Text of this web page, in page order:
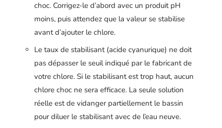
choc. Corrigez-le d’abord avec un produit pH
moins, puis attendez que la valeur se stabilise
avant d’ajouter le chlore.
Le taux de stabilisant (acide cyanurique) ne doit
pas dépasser le seuil indiqué par le fabricant de
votre chlore. Si le stabilisant est trop haut, aucun
chlore choc ne sera efficace. La seule solution
réelle est de vidanger partiellement le bassin
pour diluer le stabilisant avec de l’eau neuve.